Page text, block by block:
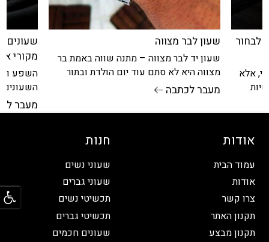
לבחור
אלא
שעון לבר מצווה
שעון יד לבר מצווה – מתנה שווה באמת בר
מצווה היא לא סתם עוד יום הולדת ובתור
שכזאת, היא דורשת
מעבר לכתבה
שעונים
מקורי
השפע
בנוגע
מעבר
אודות
עמוד הבית
אודות
צרו קשר
תקנון האתר
תקנון מבצע
חנות
שעוני נשים
שעוני גברים
תכשיטי נשים
תכשיטי גברים
שעונים חכמים